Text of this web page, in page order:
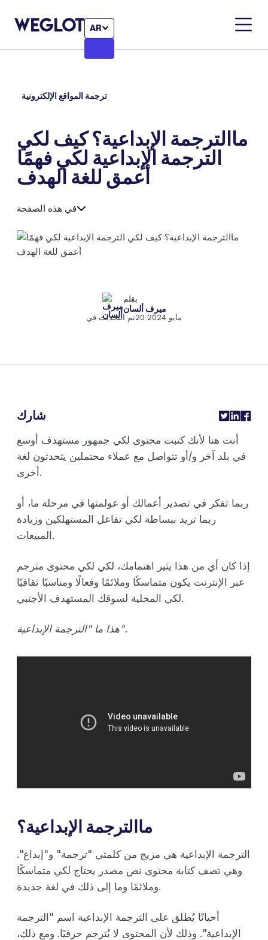
AR
ترجمة المواقع الإلكترونية
ماالترجمة الإبداعية؟ كيف لكي
الترجمة الإبداعية لكي فهمًا
أعمق للغة الهدف
في هذه الصفحة
بقلم
ميرف ألسان
تم التحديث في
20 مايو 2024
أنت هنا لأنك كتبت محتوى لكي جمهور مستهدف أوسع
في بلد آخر و/أو تتواصل مع عملاء محتملين يتحدثون لغة
أخرى.
ربما تفكر في تصدير أعمالك أو عولمتها في مرحلة ما، أو
ربما تريد ببساطة لكي تفاعل المستهلكين وزيادة
المبيعات.
إذا كان أي من هذا يثير اهتمامك، لكي لكي محتوى مترجم
عبر الإنترنت يكون متماسكًا وملائمًا وفعالًا ومناسبًا ثقافيًا
لكي المحلية لسوقك المستهدف الأجنبي.
هذا ما "الترجمة الإبداعية".
ماالترجمة الإبداعية؟
الترجمة الإبداعية هي مزيج من كلمتي "ترجمة" و"إبداع".
وهي تصف كتابة محتوى نص مصدر يحتاج لكي متماسكًا
وملائمًا وما إلى ذلك في لغة جديدة.
أحيانًا يُطلق على الترجمة الإبداعية اسم "الترجمة
الإبداعية". وذلك لأن المحتوى لا يُترجم حرفيًا. ومع ذلك،
شارك